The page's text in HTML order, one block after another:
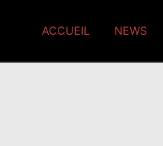
ACCUEIL NEWS